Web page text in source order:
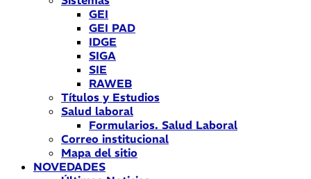
GEI
GEI PAD
IDGE
SIGA
SIE
RAWEB
Títulos y Estudios
Salud laboral
Formularios. Salud Laboral
Correo institucional
Mapa del sitio
NOVEDADES